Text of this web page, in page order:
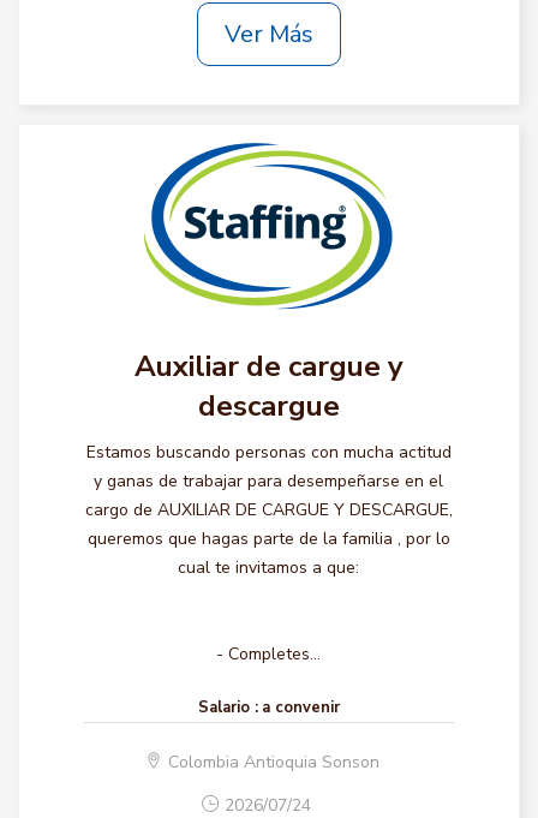
Ver Más
Auxiliar de cargue y
descargue
Estamos buscando personas con mucha actitud
y ganas de trabajar para desempeñarse en el
cargo de AUXILIAR DE CARGUE Y DESCARGUE,
queremos que hagas parte de la familia , por lo
cual te invitamos a que:
- Completes...
Salario : a convenir
Colombia Antioquia Sonson
2026/07/24